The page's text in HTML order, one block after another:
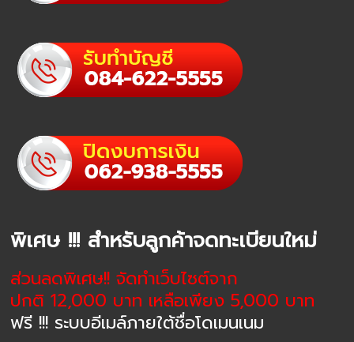
พิเศษ !!! สำหรับลูกค้าจดทะเบียนใหม่
ส่วนลดพิเศษ!! จัดทำเว็บไซต์จาก
ปกติ 12,000 บาท เหลือเพียง 5,000 บาท
ฟรี !!! ระบบอีเมล์ภายใต้ชื่อโดเมนเนม